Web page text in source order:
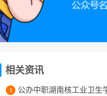
相关资讯
1 公办中职湖南核工业卫生